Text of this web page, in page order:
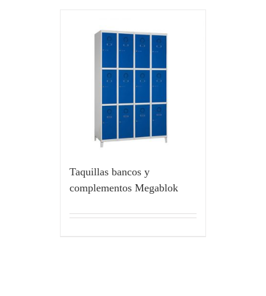
Taquillas bancos y
complementos Megablok